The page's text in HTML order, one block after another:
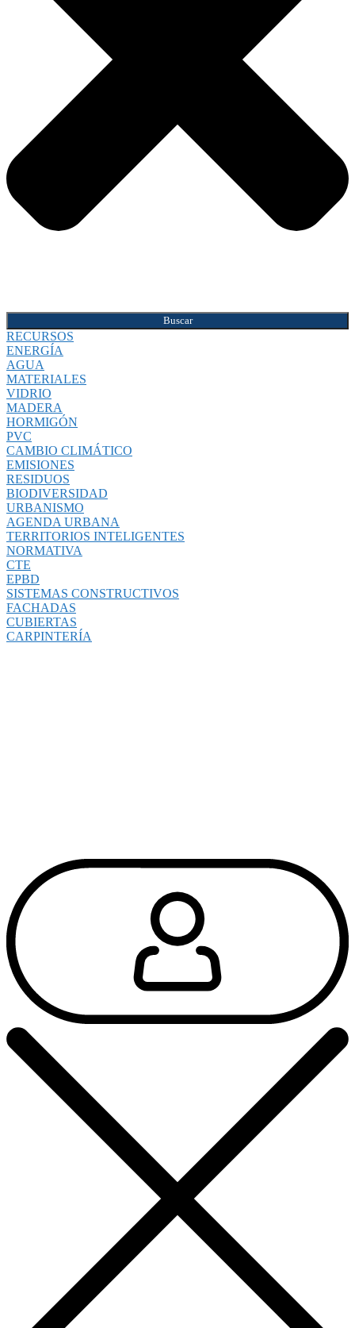
Buscar
RECURSOS
ENERGÍA
AGUA
MATERIALES
VIDRIO
MADERA
HORMIGÓN
PVC
CAMBIO CLIMÁTICO
EMISIONES
RESIDUOS
BIODIVERSIDAD
URBANISMO
AGENDA URBANA
TERRITORIOS INTELIGENTES
NORMATIVA
CTE
EPBD
SISTEMAS CONSTRUCTIVOS
FACHADAS
CUBIERTAS
CARPINTERÍA